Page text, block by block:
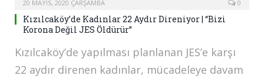
20 MAYIS, 2020 ÇARŞAMBA 0
Kızılcaköy’de Kadınlar 22 Aydır Direniyor | “Bizi
Korona Değil JES Öldürür”
Kızılcaköy’de yapılması planlanan JES’e karşı
22 aydır direnen kadınlar, mücadeleye davam